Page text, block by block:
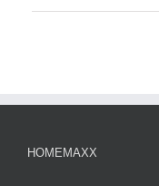
HOMEMAXX